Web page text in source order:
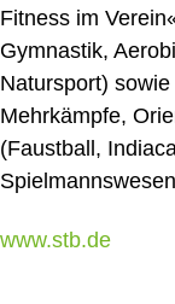
Fitness im
Gymnastik,
Natursport)
Mehrkämpfe,
(Faustball,
www.stb.de